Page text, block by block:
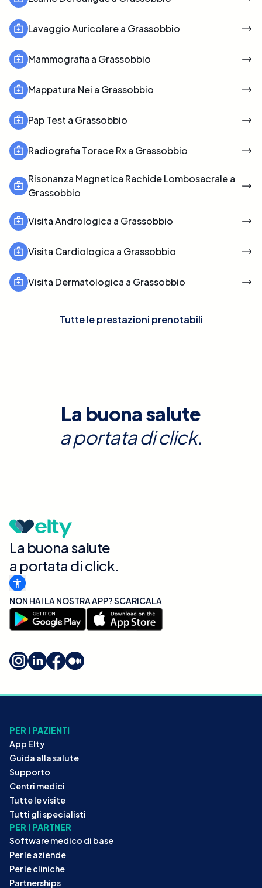
Lavaggio Auricolare a Grassobbio
Mammografia a Grassobbio
Mappatura Nei a Grassobbio
Pap Test a Grassobbio
Radiografia Torace Rx a Grassobbio
Risonanza Magnetica Rachide Lombosacrale a
Grassobbio
Visita Andrologica a Grassobbio
Visita Cardiologica a Grassobbio
Visita Dermatologica a Grassobbio
Tutte le prestazioni prenotabili
La buona salute
a portata di click.
La buona salute
a portata di click.
NON HAI LA NOSTRA APP? SCARICALA
PER I PAZIENTI
App Elty
Guida alla salute
Supporto
Centri medici
Tutte le visite
Tutti gli specialisti
PER I PARTNER
Software medico di base
Per le aziende
Per le cliniche
Partnerships